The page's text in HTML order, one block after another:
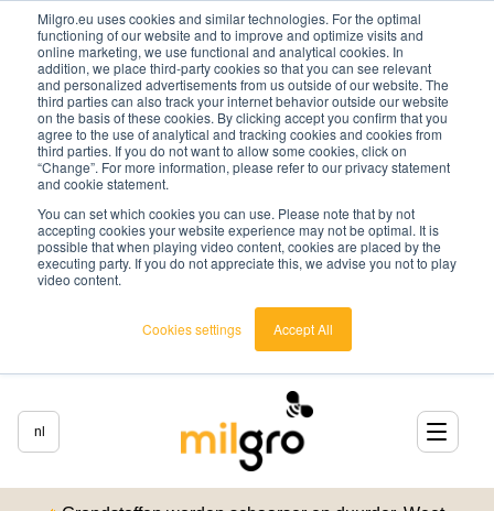
Milgro.eu uses cookies and similar technologies. For the optimal
functioning of our website and to improve and optimize visits and
online marketing, we use functional and analytical cookies. In
addition, we place third-party cookies so that you can see relevant
and personalized advertisements from us outside of our website. The
third parties can also track your internet behavior outside our website
on the basis of these cookies. By clicking accept you confirm that you
agree to the use of analytical and tracking cookies and cookies from
third parties. If you do not want to allow some cookies, click on
“Change”. For more information, please refer to our privacy statement
and cookie statement.
You can set which cookies you can use. Please note that by not
accepting cookies your website experience may not be optimal. It is
possible that when playing video content, cookies are placed by the
executing party. If you do not appreciate this, we advise you not to play
video content.
Cookies settings Accept All
nl